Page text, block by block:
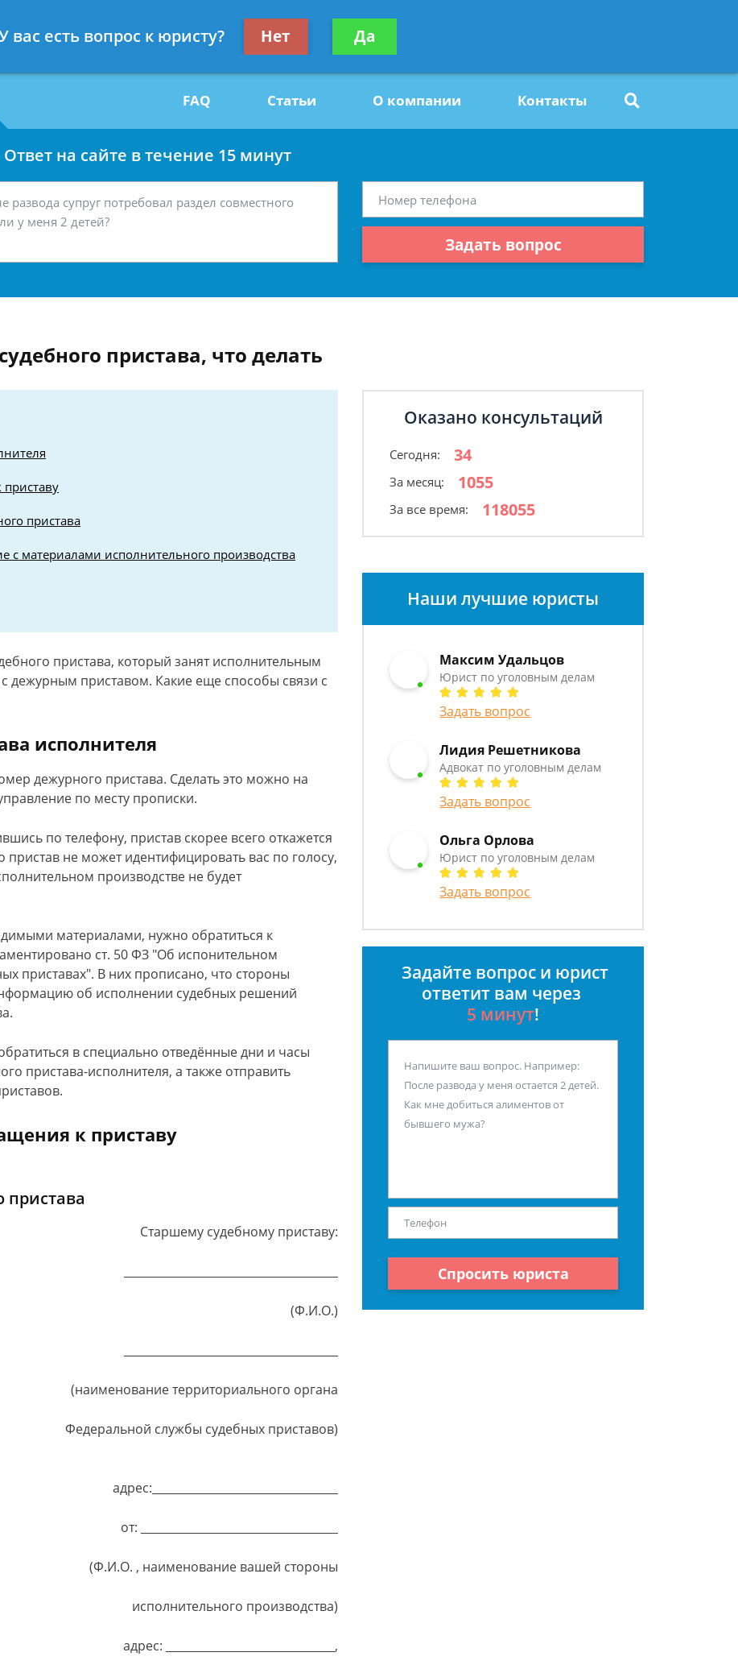
29
Получите консультацию
бесплатно
FAQ Статьи О компании Контакты
на сайте в течение 15 минут
Задать вопрос
пристава, что делать
пристава
с материалами исполнительного производства
пристава, который занят исполнительным
дежурным приставом. Какие еще способы связи с
исполнителя
дежурного пристава. Сделать это можно на
по месту прописки.
по телефону, пристав скорее всего откажется
пристав не может идентифицировать вас по голосу,
производстве не будет
материалами, нужно обратиться к
ст. 50 ФЗ "Об испонительном
приставах". В них прописано, что стороны
об исполнении судебных решений
в специально отведённые дни и часы
пристава-исполнителя, а также отправить
к приставу
пристава
Старшему судебному приставу:
(Ф.И.О.)
(наименование территориального органа
Федеральной службы судебных приставов)
адрес:_________________________________
от: ___________________________________
(Ф.И.О. , наименование вашей стороны
исполнительного производства)
адрес: ______________________________,
Оказано консультаций
Сегодня: 34
За месяц: 1055
За все время: 118055
Наши лучшие юристы
Максим Удальцов
Юрист по уголовным делам
Задать вопрос
Лидия Решетникова
Адвокат по уголовным делам
Задать вопрос
Ольга Орлова
Юрист по уголовным делам
Задать вопрос
Задайте вопрос и юрист
ответит вам через
5 минут!
Спросить юриста
вас есть вопрос к юристу? Нет Да